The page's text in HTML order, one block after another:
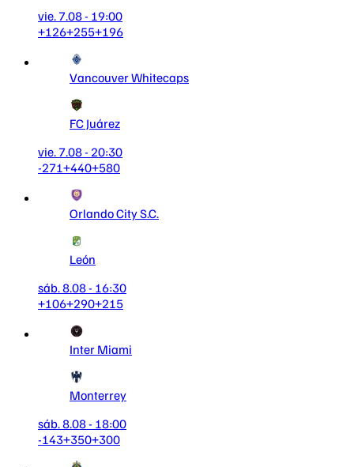
vie. 7.08 - 19:00
+126+255+196
Vancouver Whitecaps
FC Juárez
vie. 7.08 - 20:30
-271+440+580
Orlando City S.C.
León
sáb. 8.08 - 16:30
+106+290+215
Inter Miami
Monterrey
sáb. 8.08 - 18:00
-143+350+300